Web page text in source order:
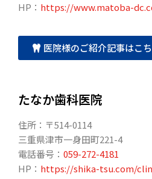
HP： https://www.matoba-
医院様のご紹介記事はこ
たなか歯科医院
住所：〒514-0114
三重県津市一身田町221-4
電話番号： 059-272-4181
HP： https://shika-tsu.com/